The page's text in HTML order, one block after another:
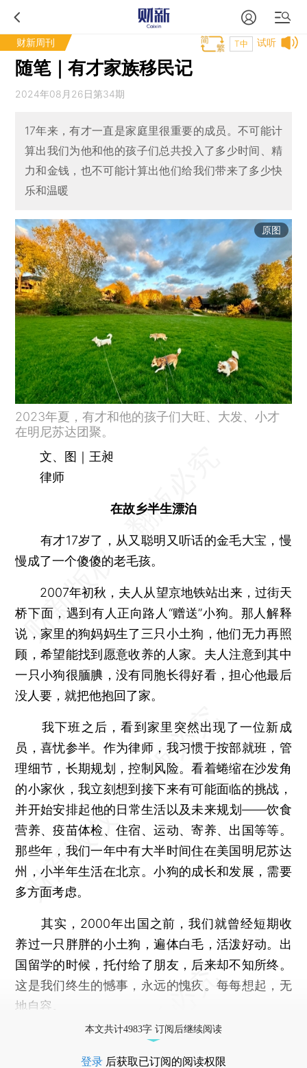
财新周刊 试听
T中
随笔｜有才家族移民记
2024年08月26日第34期
17年来，有才一直是家庭里很重要的成员。不可能计
算出我们为他和他的孩子们总共投入了多少时间、精
力和金钱，也不可能计算出他们给我们带来了多少快
乐和温暖
原图
2023年夏，有才和他的孩子们大旺、大发、小才
在明尼苏达团聚。
文、图｜王昶
律师
在故乡半生漂泊
有才17岁了，从又聪明又听话的金毛大宝，慢
慢成了一个傻傻的老毛孩。
2007年初秋，夫人从望京地铁站出来，过街天
桥下面，遇到有人正向路人“赠送”小狗。那人解释
说，家里的狗妈妈生了三只小土狗，他们无力再照
顾，希望能找到愿意收养的人家。夫人注意到其中
一只小狗很腼腆，没有同胞长得好看，担心他最后
没人要，就把他抱回了家。
我下班之后，看到家里突然出现了一位新成
员，喜忧参半。作为律师，我习惯于按部就班，管
理细节，长期规划，控制风险。看着蜷缩在沙发角
的小家伙，我立刻想到接下来有可能面临的挑战，
并开始安排起他的日常生活以及未来规划——饮食
营养、疫苗体检、住宿、运动、寄养、出国等等。
那些年，我们一年中有大半时间住在美国明尼苏达
州，小半年生活在北京。小狗的成长和发展，需要
多方面考虑。
其实，2000年出国之前，我们就曾经短期收
养过一只胖胖的小土狗，遍体白毛，活泼好动。出
国留学的时候，托付给了朋友，后来却不知所终。
这是我们终生的憾事，永远的愧疚。每每想起，无
地自容。
本文共计4983字 订阅后继续阅读
登录 后获取已订阅的阅读权限